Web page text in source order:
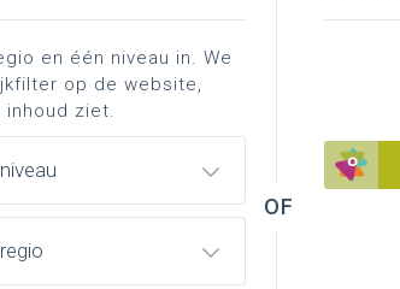
doelgericht werken
leraren dagelijks op in. De leraar
en één niveau in. We
op de website,
ziet.